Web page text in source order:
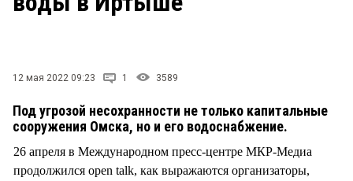
12 мая 2022 09:23 1 3589
Под угрозой несохранности не только капитальные
сооружения Омска, но и его водоснабжение.
26 апреля в Международном пресс-центре МКР-Медиа
продолжился open talk, как выражаются организаторы,